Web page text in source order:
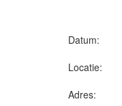
Datum:
Locatie:
Adres: